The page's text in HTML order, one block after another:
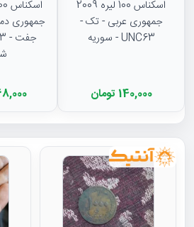
اسکناس 100 لیره 2009
جمهوری عربی - تک -
UNC63 - سوریه
140,000 تومان
جمهوری
568,000